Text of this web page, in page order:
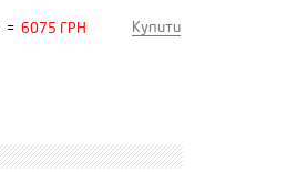
= 6075 ГРН Купити